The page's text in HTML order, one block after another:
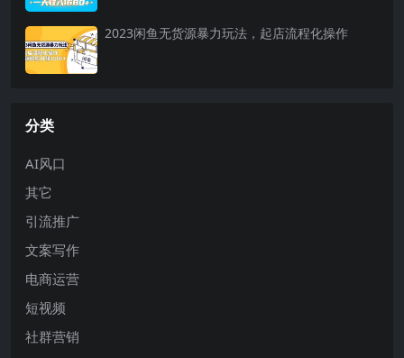
2023闲鱼无货源暴力玩法，起店流程化操作
分类
AI风口
其它
引流推广
文案写作
电商运营
短视频
社群营销